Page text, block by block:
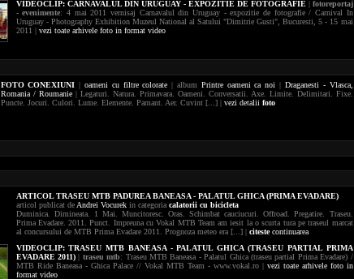
VIDEOCLIP: CARNAVALUL DIN URUGUAY - EXPOZITIE DE FOTOGRAFIE| fotoreportaj
- evenimente: 4 mai 2011 vernisaj Carnavalul din Uruguay - expozitie de fotografie / Carnival In
Uruguay - Photography Exhibition Muzeul National al Satului "Dimitrie Gusti", Bucuresti, 5 - 15 mai
2011 | vezi toate arhivele foto in format video
FOTO CONEXIUNI | oameni cu filtre colorate | album Printre oameni ca noi | Draganesti - Vlasca,
Romania / Roumanie| Legaturi. Natura. Primavara. Oameni. Conversatii. Axe. Limite. Delimitari. Fixe.
Puncte. Jocuri. Culori. Lume. Elemente. Pamant. Aer. Cuvint [...] | vezi detalii foto
ARTICOL TRASEU MTB PADUREA BANEASA - PALATUL GHICA (PRIMA EVADARE)
articol publicat de Andrei Vocurekin categoria calatorii cu bicicleta
Duminica. Dimineata. 1 Mai. Muncitoresc. Oras. Schimbat cauciucuri. Offroad. Pregatire. Traseu.
Prima Evadare. 2011. Punct. Impreuna cu Vokal MTB Team am iesit la o scurta tura pe traseul marcat
al concursului de MTB Prima Evadare 2011. Prognoza meteo era [...] | citestecontinuarea
VIDEOCLIP: TRASEU MTB BANEASA - PALATUL GHICA (TRASEU PARTIAL PRIMA
EVADARE 2011)| traseu mtb: Traseu MTB Baneasa - Palatul Ghica (traseu partial Prima Evadare) /
MTB Ride Baneasa - Ghica Palace // Vokal MTB Team - www.vokal.ro | vezi toate arhivele foto in
format video